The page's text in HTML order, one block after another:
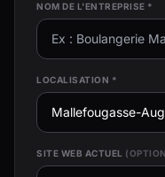
NOM DE L'ENTREPRISE *
LOCALISATION *
SITE WEB ACTUEL